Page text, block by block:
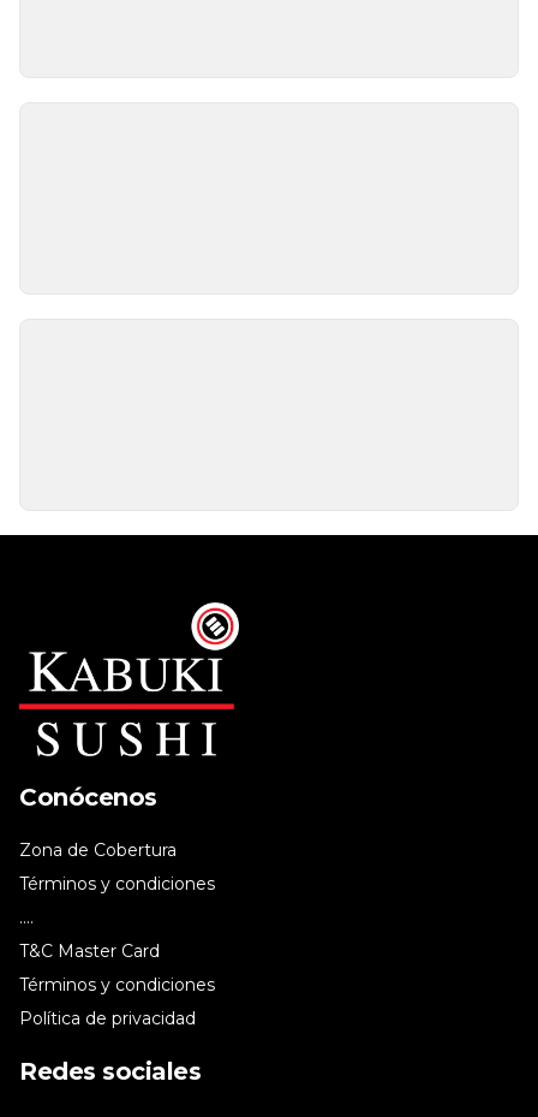
Conócenos
Zona de Cobertura
Términos y condiciones
....
T&C Master Card
Términos y condiciones
Política de privacidad
Redes sociales